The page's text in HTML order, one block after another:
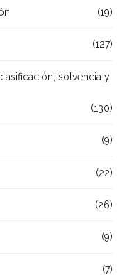
(19)
(127)
solvencia y
(130)
(9)
(22)
(26)
(9)
(7)